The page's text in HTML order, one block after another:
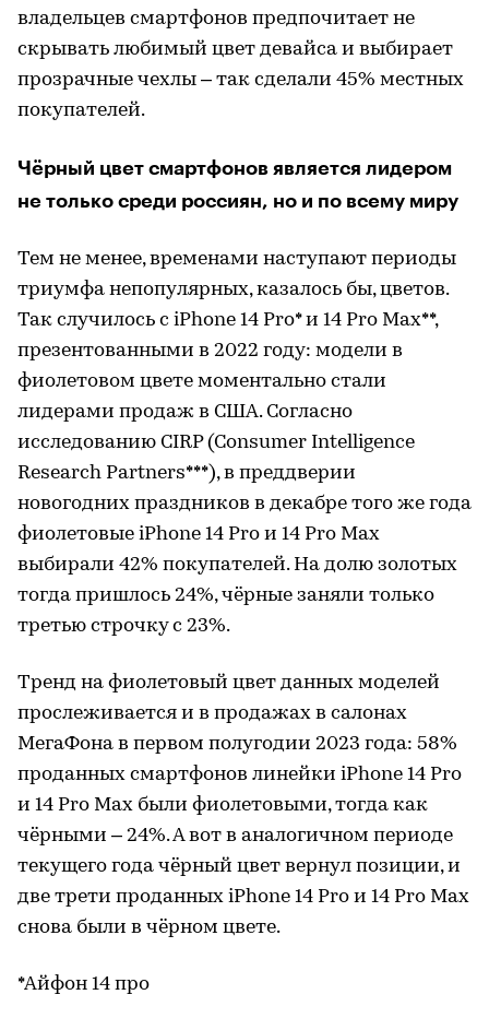
владельцев смартфонов предпочитает не
скрывать любимый цвет девайса и выбирает
прозрачные чехлы – так сделали 45% местных
покупателей.
Чёрный цвет смартфонов является лидером
не только среди россиян, но и по всему миру
Тем не менее, временами наступают периоды
триумфа непопулярных, казалось бы, цветов.
Так случилось с iPhone 14 Pro* и 14 Pro Max**,
презентованными в 2022 году: модели в
фиолетовом цвете моментально стали
лидерами продаж в США. Согласно
исследованию CIRP (Consumer Intelligence
Research Partners***), в преддверии
новогодних праздников в декабре того же года
фиолетовые iPhone 14 Pro и 14 Pro Max
выбирали 42% покупателей. На долю золотых
тогда пришлось 24%, чёрные заняли только
третью строчку с 23%.
Тренд на фиолетовый цвет данных моделей
прослеживается и в продажах в салонах
МегаФона в первом полугодии 2023 года: 58%
проданных смартфонов линейки iPhone 14 Pro
и 14 Pro Max были фиолетовыми, тогда как
чёрными – 24%. А вот в аналогичном периоде
текущего года чёрный цвет вернул позиции, и
две трети проданных iPhone 14 Pro и 14 Pro Max
снова были в чёрном цвете.
*Айфон 14 про